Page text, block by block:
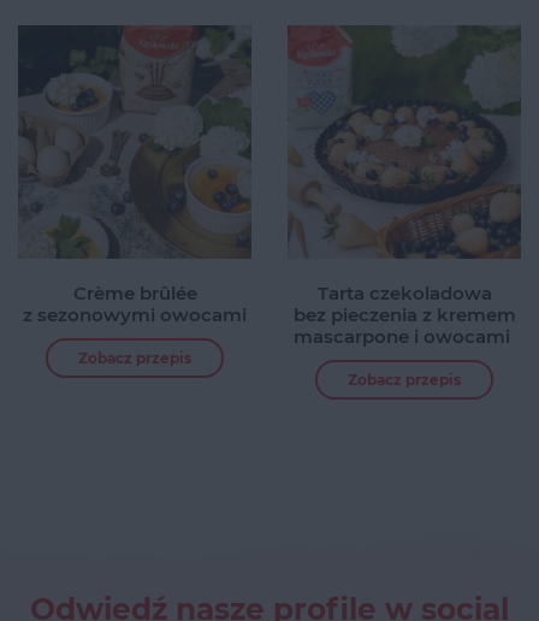
Crème brûlée
z sezonowymi owocami
Zobacz przepis
Tarta czekoladowa
bez pieczenia z kremem
mascarpone i owocami
Zobacz przepis
Odwiedź nasze profile w social